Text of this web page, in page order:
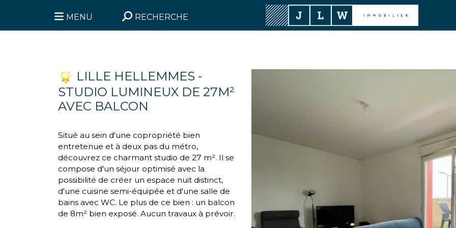
MENU RECHERCHE
LILLE HELLEMMES -
STUDIO LUMINEUX DE 27M²
AVEC BALCON
Situé au sein d'une copropriété bien
entretenue et à deux pas du métro,
découvrez ce charmant studio de 27 m². Il se
compose d'un séjour optimisé avec la
possibilité de créer un espace nuit distinct,
d'une cuisine semi-équipée et d'une salle de
bains avec WC. Le plus de ce bien : un balcon
de 8m² bien exposé. Aucun travaux à prévoir.